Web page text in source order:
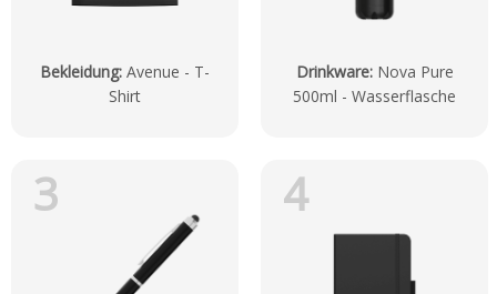
Bekleidung: Avenue - T-
Shirt
Drinkware: Nova Pure
500ml - Wasserflasche
3 4